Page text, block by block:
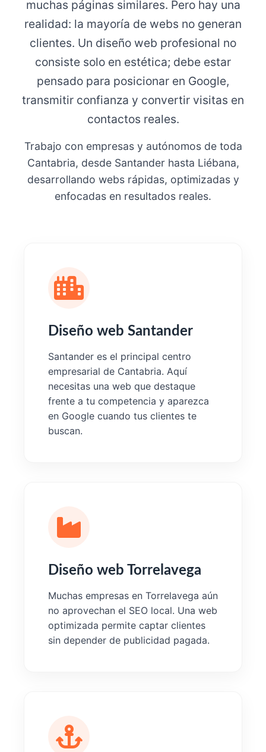
muchas páginas similares. Pero hay una
realidad: la mayoría de webs no generan
clientes. Un diseño web profesional no
consiste solo en estética; debe estar
pensado para posicionar en Google,
transmitir confianza y convertir visitas en
contactos reales.
Trabajo con empresas y autónomos de toda
Cantabria, desde Santander hasta Liébana,
desarrollando webs rápidas, optimizadas y
enfocadas en resultados reales.
Diseño web Santander
Santander es el principal centro
empresarial de Cantabria. Aquí
necesitas una web que destaque
frente a tu competencia y aparezca
en Google cuando tus clientes te
buscan.
Diseño web Torrelavega
Muchas empresas en Torrelavega aún
no aprovechan el SEO local. Una web
optimizada permite captar clientes
sin depender de publicidad pagada.